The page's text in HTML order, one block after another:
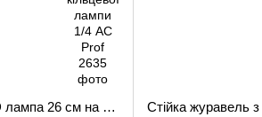
Кільцева LED лампа 26 см на стійці журавель (flatlay набір)